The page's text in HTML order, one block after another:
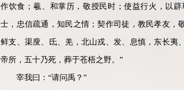
作饮食；羲、和掌历，敬授民时；使益行火，以
士，忠信疏通，知民之情；契作司徒，教民孝友，
鲜支、渠廋、氐、羌，北山戎、发、息慎，东长夷
帝所，五十乃死，葬于苍梧之野。”
宰我曰：“请问禹？”